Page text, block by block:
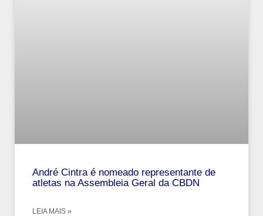
André‌ ‌Cintra‌ ‌é‌ ‌nomeado‌ ‌representante‌ ‌de‌
‌atletas‌ ‌na‌ ‌Assembleia‌ ‌Geral‌ ‌da‌ ‌CBDN‌
LEIA MAIS »